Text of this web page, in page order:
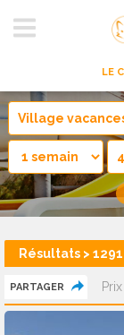
LE
Résultats >
PARTAGER